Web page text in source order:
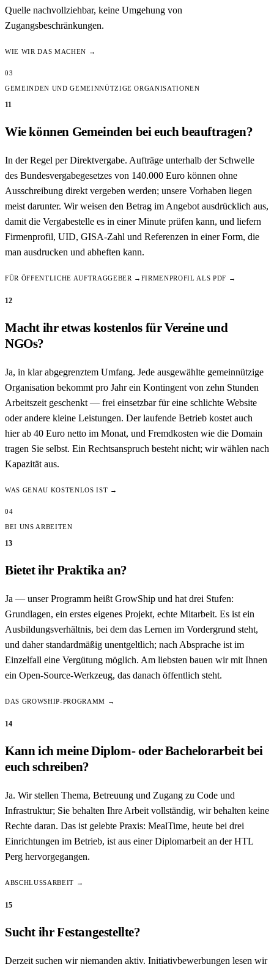
Quelle nachvollziehbar, keine Umgehung von
Zugangsbeschränkungen.
WIE WIR DAS MACHEN →
03
GEMEINDEN UND GEMEINNÜTZIGE ORGANISATIONEN
11
Wie können Gemeinden bei euch beauftragen?
In der Regel per Direktvergabe. Aufträge unterhalb der Schwelle
des Bundesvergabegesetzes von 140.000 Euro können ohne
Ausschreibung direkt vergeben werden; unsere Vorhaben liegen
meist darunter. Wir weisen den Betrag im Angebot ausdrücklich aus,
damit die Vergabestelle es in einer Minute prüfen kann, und liefern
Firmenprofil, UID, GISA-Zahl und Referenzen in einer Form, die
man ausdrucken und abheften kann.
FÜR ÖFFENTLICHE AUFTRAGGEBER → FIRMENPROFIL ALS PDF →
12
Macht ihr etwas kostenlos für Vereine und
NGOs?
Ja, in klar abgegrenztem Umfang. Jede ausgewählte gemeinnützige
Organisation bekommt pro Jahr ein Kontingent von zehn Stunden
Arbeitszeit geschenkt — frei einsetzbar für eine schlichte Website
oder andere kleine Leistungen. Der laufende Betrieb kostet auch
hier ab 40 Euro netto im Monat, und Fremdkosten wie die Domain
tragen Sie selbst. Ein Rechtsanspruch besteht nicht; wir wählen nach
Kapazität aus.
WAS GENAU KOSTENLOS IST →
04
BEI UNS ARBEITEN
13
Bietet ihr Praktika an?
Ja — unser Programm heißt GrowShip und hat drei Stufen:
Grundlagen, ein erstes eigenes Projekt, echte Mitarbeit. Es ist ein
Ausbildungsverhältnis, bei dem das Lernen im Vordergrund steht,
und daher standardmäßig unentgeltlich; nach Absprache ist im
Einzelfall eine Vergütung möglich. Am liebsten bauen wir mit Ihnen
ein Open-Source-Werkzeug, das danach öffentlich steht.
DAS GROWSHIP-PROGRAMM →
14
Kann ich meine Diplom- oder Bachelorarbeit bei
euch schreiben?
Ja. Wir stellen Thema, Betreuung und Zugang zu Code und
Infrastruktur; Sie behalten Ihre Arbeit vollständig, wir behalten keine
Rechte daran. Das ist gelebte Praxis: MealTime, heute bei drei
Einrichtungen im Betrieb, ist aus einer Diplomarbeit an der HTL
Perg hervorgegangen.
ABSCHLUSSARBEIT →
15
Sucht ihr Festangestellte?
Derzeit suchen wir niemanden aktiv. Initiativbewerbungen lesen wir